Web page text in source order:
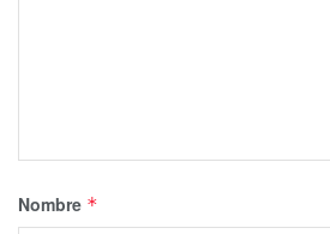
Nombre *